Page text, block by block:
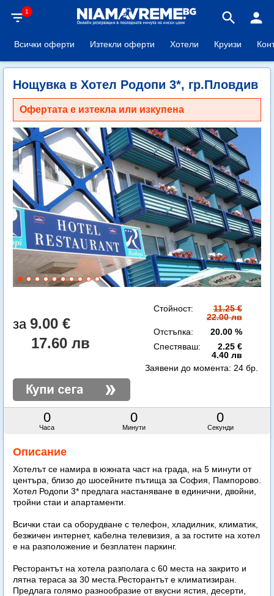
filter_list1 search person
Всички оферти Изтекли оферти Хотели Круизи
Нощувка в Хотел Родопи 3*, гр.Пловдив
Офертата е изтекла или изкупена
9.00 €
17.60 лв
Стойност:
11.25 €
22.00 лв
Отстъпка:
20.00 %
Спестяваш:
2.25 €
4.40 лв
0
Часа
0
Минути
0
Секунди
Заявени до момента: 24 бр.
Описание
Хотелът се намира в южната част на града, на 5 минути от
центъра, близо до шосейните пътища за София, Пампорово.
Хотел Родопи 3* предлага настаняване в единични, двойни,
тройни стаи и апартаменти.
Всички стаи са оборудване с телефон, хладилник, климатик,
безжичен интернет, кабелна телевизия, а за гостите на хотел
е на разположение и безплатен паркинг.
Ресторантът на хотела разполага с 60 места на закрито и
лятна тераса за 30 места.Ресторантът е климатизиран.
Предлага голямо разнообразие от вкусни ястия, десерти,